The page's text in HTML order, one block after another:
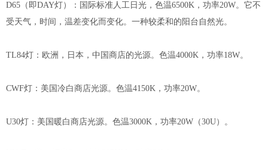
D65（即DAY灯）：国际标准人工日光，色温6500K，功率20W。它不
受天气，时间，温差变化而变化。一种较柔和的阳台自然光。
TL84灯：欧洲，日本，中国商店的光源。色温4000K，功率18W。
CWF灯：美国冷白商店光源。色温4150K，功率20W。
U30灯：美国暖白商店光源。色温3000K，功率20W（30U）。